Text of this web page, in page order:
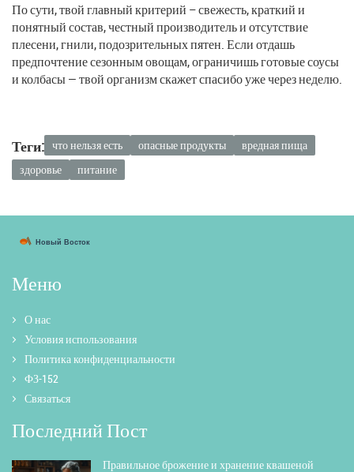
По сути, твой главный критерий – свежесть, краткий и
понятный состав, честный производитель и отсутствие
плесени, гнили, подозрительных пятен. Если отдашь
предпочтение сезонным овощам, ограничишь готовые соусы
и колбасы — твой организм скажет спасибо уже через неделю.
Теги: что нельзя есть опасные продукты
вредная пища
здоровье
питание
Меню
О нас
Условия использования
Политика конфиденциальности
ФЗ-152
Связаться
Последний Пост
Правильное брожение и хранение квашеной